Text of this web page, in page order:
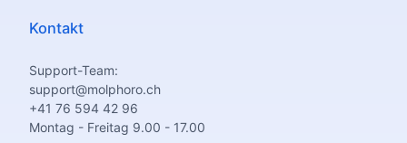
Kontakt
Support-Team:
support@molphoro.ch
+41 76 594 42 96
Montag - Freitag 9.00 - 17.00